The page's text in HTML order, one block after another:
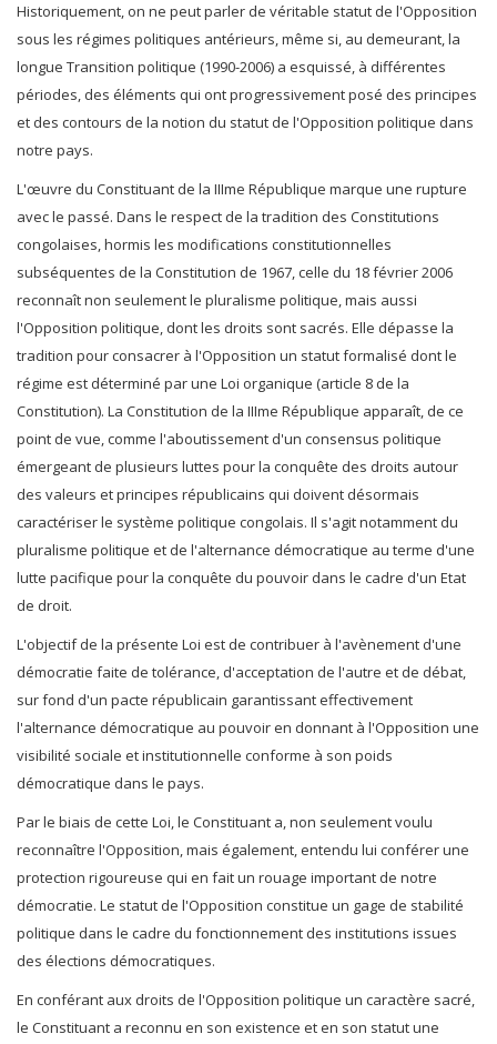
Historiquement, on ne peut parler de véritable statut de l'Opposition
sous les régimes politiques antérieurs, même si, au demeurant, la
longue Transition politique (1990-2006) a esquissé, à différentes
périodes, des éléments qui ont progressivement posé des principes
et des contours de la notion du statut de l'Opposition politique dans
notre pays.
L'œuvre du Constituant de la IIIme République marque une rupture
avec le passé. Dans le respect de la tradition des Constitutions
congolaises, hormis les modifications constitutionnelles
subséquentes de la Constitution de 1967, celle du 18 février 2006
reconnaît non seulement le pluralisme politique, mais aussi
l'Opposition politique, dont les droits sont sacrés. Elle dépasse la
tradition pour consacrer à l'Opposition un statut formalisé dont le
régime est déterminé par une Loi organique (article 8 de la
Constitution). La Constitution de la IIIme République apparaît, de ce
point de vue, comme l'aboutissement d'un consensus politique
émergeant de plusieurs luttes pour la conquête des droits autour
des valeurs et principes républicains qui doivent désormais
caractériser le système politique congolais. Il s'agit notamment du
pluralisme politique et de l'alternance démocratique au terme d'une
lutte pacifique pour la conquête du pouvoir dans le cadre d'un Etat
de droit.
L'objectif de la présente Loi est de contribuer à l'avènement d'une
démocratie faite de tolérance, d'acceptation de l'autre et de débat,
sur fond d'un pacte républicain garantissant effectivement
l'alternance démocratique au pouvoir en donnant à l'Opposition une
visibilité sociale et institutionnelle conforme à son poids
démocratique dans le pays.
Par le biais de cette Loi, le Constituant a, non seulement voulu
reconnaître l'Opposition, mais également, entendu lui conférer une
protection rigoureuse qui en fait un rouage important de notre
démocratie. Le statut de l'Opposition constitue un gage de stabilité
politique dans le cadre du fonctionnement des institutions issues
des élections démocratiques.
En conférant aux droits de l'Opposition politique un caractère sacré,
le Constituant a reconnu en son existence et en son statut une